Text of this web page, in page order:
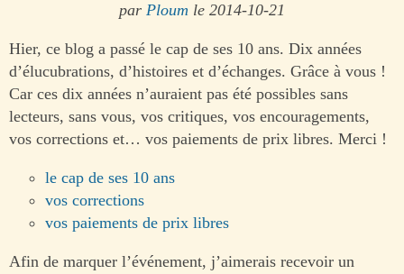
par Ploum le 2014-10-21
Hier, ce blog a passé le cap de ses 10 ans. Dix années
d’élucubrations, d’histoires et d’échanges. Grâce à vous !
Car ces dix années n’auraient pas été possibles sans
lecteurs, sans vous, vos critiques, vos encouragements,
vos corrections et… vos paiements de prix libres. Merci !
le cap de ses 10 ans
vos corrections
vos paiements de prix libres
Afin de marquer l’événement, j’aimerais recevoir un